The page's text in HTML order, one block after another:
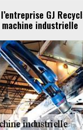
GJ
machine industrielle